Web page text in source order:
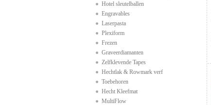
Hotel sleutelballen
Engravables
Laserpasta
Plexiform
Frezen
Graveerdiamanten
Zelfklevende Tapes
Hechtlak & Rowmark verf
Toebehoren
Hecht Kleefmat
MultiFlow